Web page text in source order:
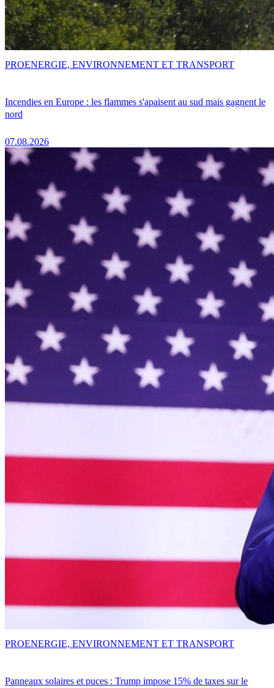
Incendies en Europe : les flammes s'apaisent au sud mais gagnent le
nord
07.08.2026
PROENERGIE, ENVIRONNEMENT ET TRANSPORT
Panneaux solaires et puces : Trump impose 15% de taxes sur le
PROENERGIE, ENVIRONNEMENT ET TRANSPORT